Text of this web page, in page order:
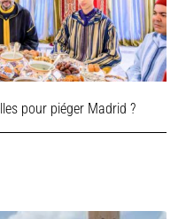
pour piéger Madrid ?